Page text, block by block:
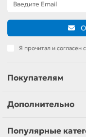
Я прочитал и
Покупателям
Дополнительно
Популярные